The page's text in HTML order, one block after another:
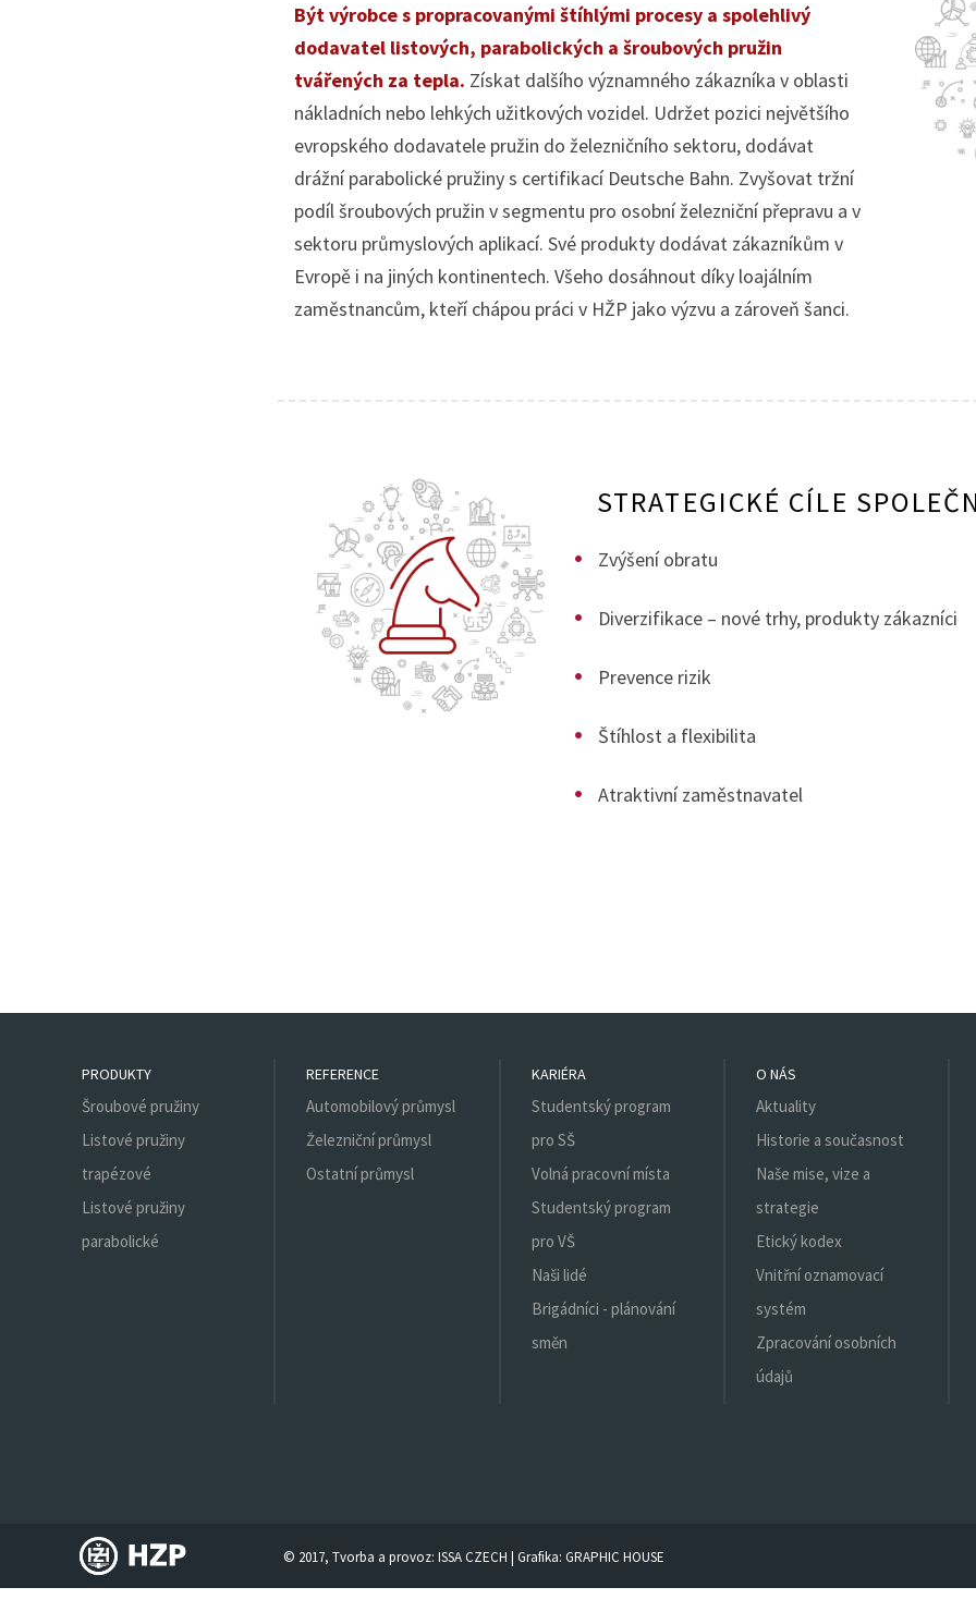
Být výrobce s propracovanými štíhlými procesy a spolehlivý
dodavatel listových, parabolických a šroubových pružin
tvářených za tepla. Získat dalšího významného zákazníka v oblasti
nákladních nebo lehkých užitkových vozidel. Udržet pozici největšího
evropského dodavatele pružin do železničního sektoru, dodávat
drážní parabolické pružiny s certifikací Deutsche Bahn. Zvyšovat tržní
podíl šroubových pružin v segmentu pro osobní železniční přepravu a v
sektoru průmyslových aplikací. Své produkty dodávat zákazníkům v
Evropě i na jiných kontinentech. Všeho dosáhnout díky loajálním
zaměstnancům, kteří chápou práci v HŽP jako výzvu a zároveň šanci.
STRATEGICKÉ CÍLE
Zvýšení obratu
Diverzifikace – nové trhy, produkty zákazníci
Prevence rizik
Štíhlost a flexibilita
Atraktivní zaměstnavatel
PRODUKTY
Šroubové pružiny
Listové pružiny
trapézové
Listové pružiny
parabolické
REFERENCE
Automobilový průmysl
Železniční průmysl
Ostatní průmysl
KARIÉRA
Studentský program
pro SŠ
Volná pracovní místa
Studentský program
pro VŠ
Naši lidé
Brigádníci - plánování
směn
O NÁS
Aktuality
Historie a současnost
Naše mise, vize a
strategie
Etický kodex
Vnitřní oznamovací
systém
Zpracování osobních
údajů
© 2017, Tvorba a provoz:ISSA CZECH | Grafika:GRAPHIC HOUSE